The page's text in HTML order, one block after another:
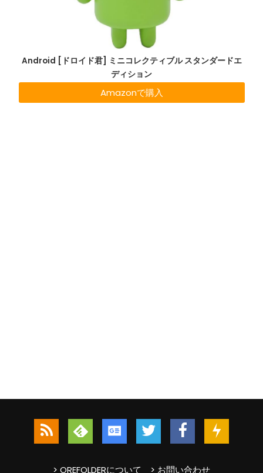
Android [ドロイド君] ミニコレクティブル スタンダードエ
ディション
Amazonで購入
> OREFOLDERについて > お問い合わせ